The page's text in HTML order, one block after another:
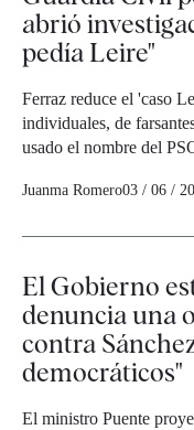
abrió
pedía Leire"
Ferraz reduce el 'caso
individuales, de
usado el nombre del
Juanma Romero03 / 06 /
El Gobierno
denuncia una
contra
democráticos"
El ministro Puente